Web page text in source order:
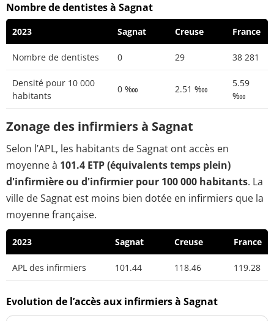
Nombre de dentistes à Sagnat
2023 Sagnat Creuse France
Nombre de dentistes 0 29 38 281
Densité pour 10 000
habitants
0 ‱ 2.51 ‱
5.59
‱
Zonage des infirmiers à Sagnat
Selon l’APL, les habitants de Sagnat ont accès en
moyenne à 101.4 ETP (équivalents temps plein)
d'infirmière ou d'infirmier pour 100 000 habitants. La
ville de Sagnat est moins bien dotée en infirmiers que la
moyenne française.
2023 Sagnat Creuse France
APL des infirmiers 101.44 118.46 119.28
Evolution de l’accès aux infirmiers à Sagnat